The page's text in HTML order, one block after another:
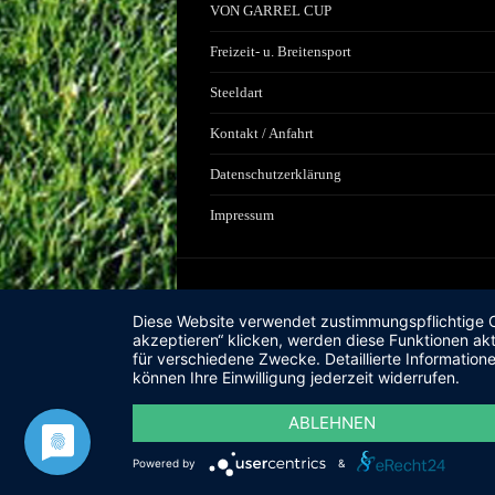
VON GARREL CUP
Freizeit- u. Breitensport
Steeldart
Kontakt / Anfahrt
Datenschutzerklärung
Impressum
Diese Website verwendet zustimmungspflichtige
akzeptieren“ klicken, werden diese Funktionen
für verschiedene Zwecke. Detaillierte
können Ihre Einwilligung jederzeit widerrufen.
ABLEHNEN
Powered by &